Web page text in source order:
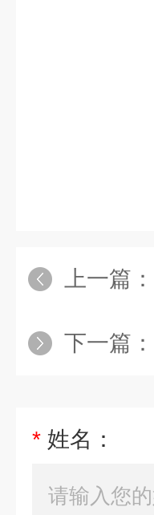
上一篇：
下一篇：
* 姓名：